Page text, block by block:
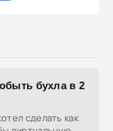
бухла в 2
сделать как